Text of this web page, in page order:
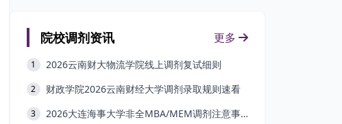
院校调剂资讯 更多
1 2026云南财大物流学院线上调剂复试细则
2 财政学院2026云南财经大学调剂录取规则速看
3 2026大连海事大学非全MBA/MEM调剂注意事项